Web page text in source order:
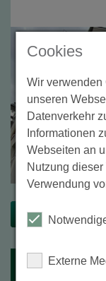
Hier mehr erfahren
Platziert
Cookies
Wir verwenden
unseren
Datenverkehr
Informationen
Webseiten an
Nutzung
Verwendung
Externe